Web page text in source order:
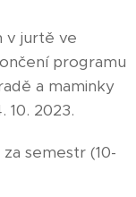
v jurtě ve
programu
a maminky
10. 2023.
semestr (10-